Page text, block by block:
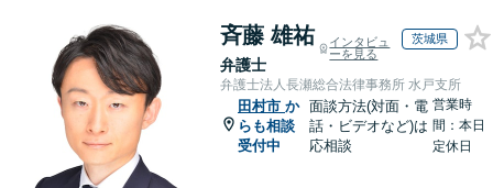
斉藤 雄祐
弁護士
インタビュ
ーを見る
茨城県
弁護士法人長瀬総合法律事務所 水戸支所
田村市 か
らも相談
受付中
面談方法(対面・電
話・ビデオなど)は
応相談
営業時
間：本日
定休日